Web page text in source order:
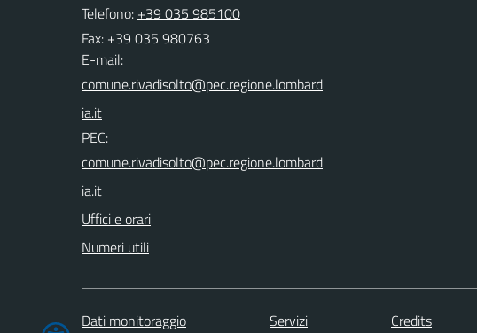
Telefono: +39 035 985100
Fax: +39 035 980763
E-mail:
PEC:
Uffici e orari
Numeri utili
Dati monitoraggio Servizi Credits